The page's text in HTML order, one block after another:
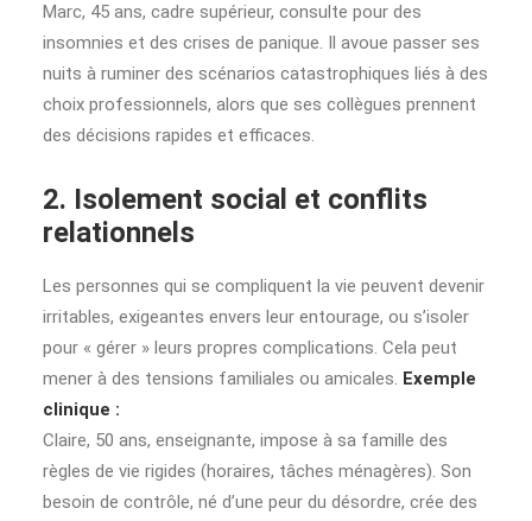
Marc, 45 ans, cadre supérieur, consulte pour des
insomnies et des crises de panique. Il avoue passer ses
nuits à ruminer des scénarios catastrophiques liés à des
choix professionnels, alors que ses collègues prennent
des décisions rapides et efficaces.
2. Isolement social et conflits
relationnels
Les personnes qui se compliquent la vie peuvent devenir
irritables, exigeantes envers leur entourage, ou s’isoler
pour « gérer » leurs propres complications. Cela peut
mener à des tensions familiales ou amicales. Exemple
clinique :
Claire, 50 ans, enseignante, impose à sa famille des
règles de vie rigides (horaires, tâches ménagères). Son
besoin de contrôle, né d’une peur du désordre, crée des